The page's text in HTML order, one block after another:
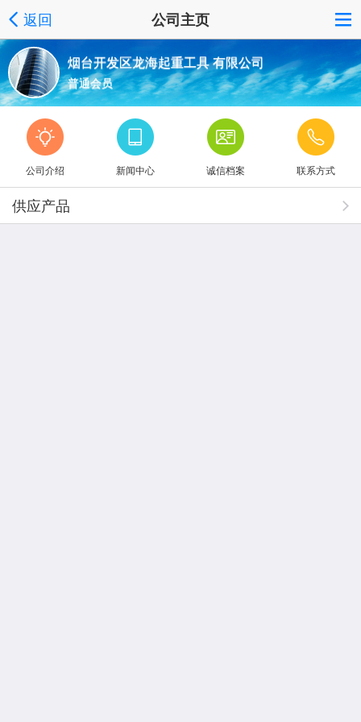
返回 公司主页
烟台开发区龙海起重工具 有限公司
普通会员
公司介绍 新闻中心 诚信档案 联系方式
供应产品